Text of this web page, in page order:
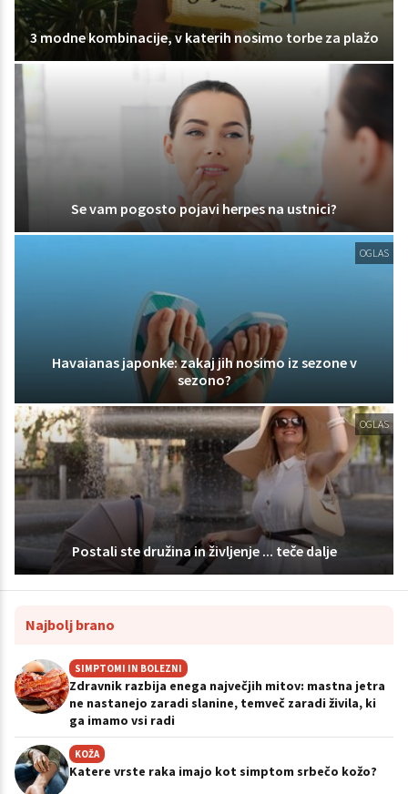
3 modne kombinacije, v katerih nosimo torbe za plažo
Se vam pogosto pojavi herpes na ustnici?
OGLAS
Havaianas japonke: zakaj jih nosimo iz sezone v
sezono?
OGLAS
Postali ste družina in življenje ... teče dalje
Najbolj brano
SIMPTOMI IN BOLEZNI
Zdravnik razbija enega največjih mitov: mastna jetra
ne nastanejo zaradi slanine, temveč zaradi živila, ki
ga imamo vsi radi
KOŽA
Katere vrste raka imajo kot simptom srbečo kožo?